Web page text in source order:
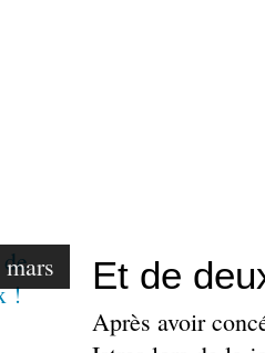
mars Et de
Après avoir